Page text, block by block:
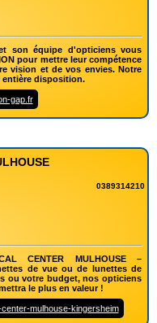
son équipe d'opticiens vous
pour mettre leur compétence
vision et de vos envies. Notre
disposition.
gap.fr
0389314210
CENTER MULHOUSE –
de vue ou de lunettes de
ou votre budget, nos opticiens
le plus en valeur !
mulhouse-kingersheim